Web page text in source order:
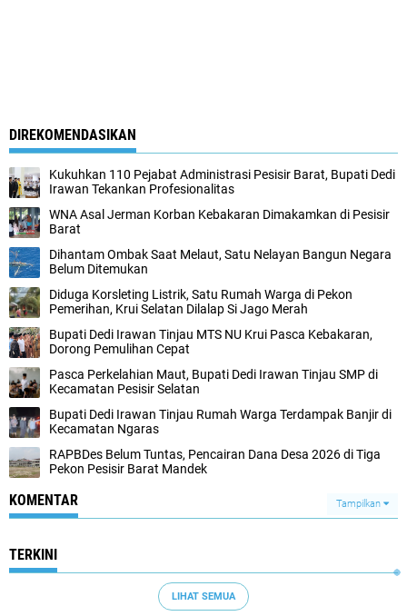
DIREKOMENDASIKAN
Kukuhkan 110 Pejabat Administrasi Pesisir Barat, Bupati Dedi
Irawan Tekankan Profesionalitas
WNA Asal Jerman Korban Kebakaran Dimakamkan di Pesisir
Barat ‎
Dihantam Ombak Saat Melaut, Satu Nelayan Bangun Negara
Belum Ditemukan
Diduga Korsleting Listrik, Satu Rumah Warga di Pekon
Pemerihan, Krui Selatan Dilalap Si Jago Merah
Bupati Dedi Irawan Tinjau MTS NU Krui Pasca Kebakaran,
Dorong Pemulihan Cepat
‎Pasca Perkelahian Maut, Bupati Dedi Irawan Tinjau SMP di
Kecamatan Pesisir Selatan ‎
Bupati Dedi Irawan Tinjau Rumah Warga Terdampak Banjir di
Kecamatan Ngaras
RAPBDes Belum Tuntas, Pencairan Dana Desa 2026 di Tiga
Pekon Pesisir Barat Mandek ‎
KOMENTAR Tampilkan
TERKINI
LIHAT SEMUA